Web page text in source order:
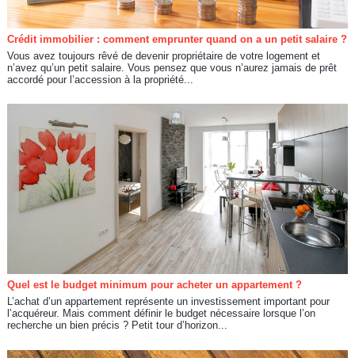
Crédit immobilier : comment emprunter quand on a un petit salaire ?
Vous avez toujours rêvé de devenir propriétaire de votre logement et
n’avez qu’un petit salaire. Vous pensez que vous n’aurez jamais de prêt
accordé pour l’accession à la propriété...
Quel est le budget minimum pour acheter un appartement ?
L’achat d’un appartement représente un investissement important pour
l’acquéreur. Mais comment définir le budget nécessaire lorsque l’on
recherche un bien précis ? Petit tour d’horizon...